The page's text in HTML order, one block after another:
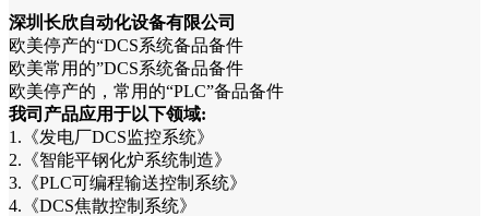
深圳长欣自动化设备有限公司
欧美停产的“DCS系统备品备件
欧美常用的”DCS系统备品备件
欧美停产的，常用的“PLC”备品备件
我司产品应用于以下领域:
1.《发电厂DCS监控系统》
2.《智能平钢化炉系统制造》
3.《PLC可编程输送控制系统》
4.《DCS焦散控制系统》